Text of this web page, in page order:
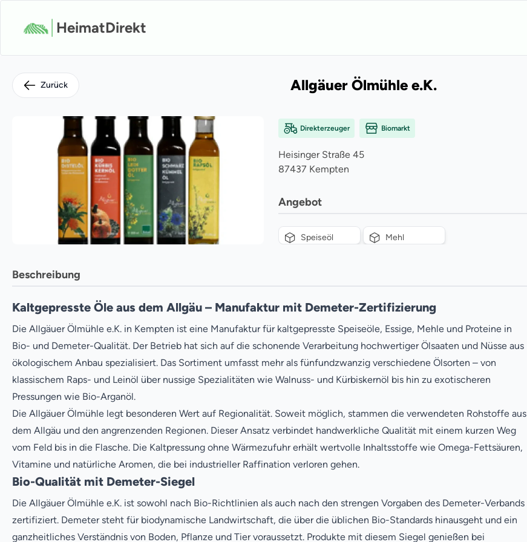
HeimatDirekt
Zurück Allgäuer Ölmühle e.K.
Direkterzeuger Biomarkt
Heisinger Straße 45
87437 Kempten
Angebot
Speiseöl Mehl
Beschreibung
Kaltgepresste Öle aus dem Allgäu – Manufaktur mit Demeter-Zertifizierung
Die Allgäuer Ölmühle e.K. in Kempten ist eine Manufaktur für kaltgepresste Speiseöle, Essige, Mehle und Proteine in
Bio- und Demeter-Qualität. Der Betrieb hat sich auf die schonende Verarbeitung hochwertiger Ölsaaten und Nüsse aus
ökologischem Anbau spezialisiert. Das Sortiment umfasst mehr als fünfundzwanzig verschiedene Ölsorten – von
klassischem Raps- und Leinöl über nussige Spezialitäten wie Walnuss- und Kürbiskernöl bis hin zu exotischeren
Pressungen wie Bio-Arganöl.
Die Allgäuer Ölmühle legt besonderen Wert auf Regionalität. Soweit möglich, stammen die verwendeten Rohstoffe aus
dem Allgäu und den angrenzenden Regionen. Dieser Ansatz verbindet handwerkliche Qualität mit einem kurzen Weg
vom Feld bis in die Flasche. Die Kaltpressung ohne Wärmezufuhr erhält wertvolle Inhaltsstoffe wie Omega-Fettsäuren,
Vitamine und natürliche Aromen, die bei industrieller Raffination verloren gehen.
Bio-Qualität mit Demeter-Siegel
Die Allgäuer Ölmühle e.K. ist sowohl nach Bio-Richtlinien als auch nach den strengen Vorgaben des Demeter-Verbands
zertifiziert. Demeter steht für biodynamische Landwirtschaft, die über die üblichen Bio-Standards hinausgeht und ein
ganzheitliches Verständnis von Boden, Pflanze und Tier voraussetzt. Produkte mit diesem Siegel genießen bei